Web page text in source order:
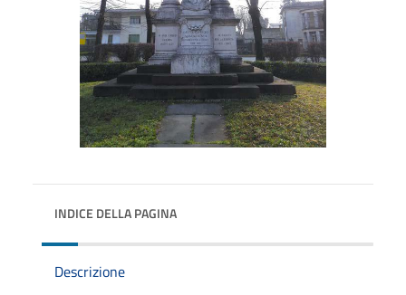
INDICE DELLA PAGINA
Descrizione